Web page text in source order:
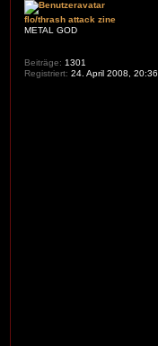
flo/thrash attack zine
METAL GOD
Beiträge: 1301
Registriert: 24. April 2008, 20:36